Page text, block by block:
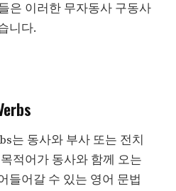
은 이러한 무자동사 구동사
니다.
는 동사와 부사 또는 전치
적어가 동사와 함께 오는
들어갈 수 있는 영어 문법